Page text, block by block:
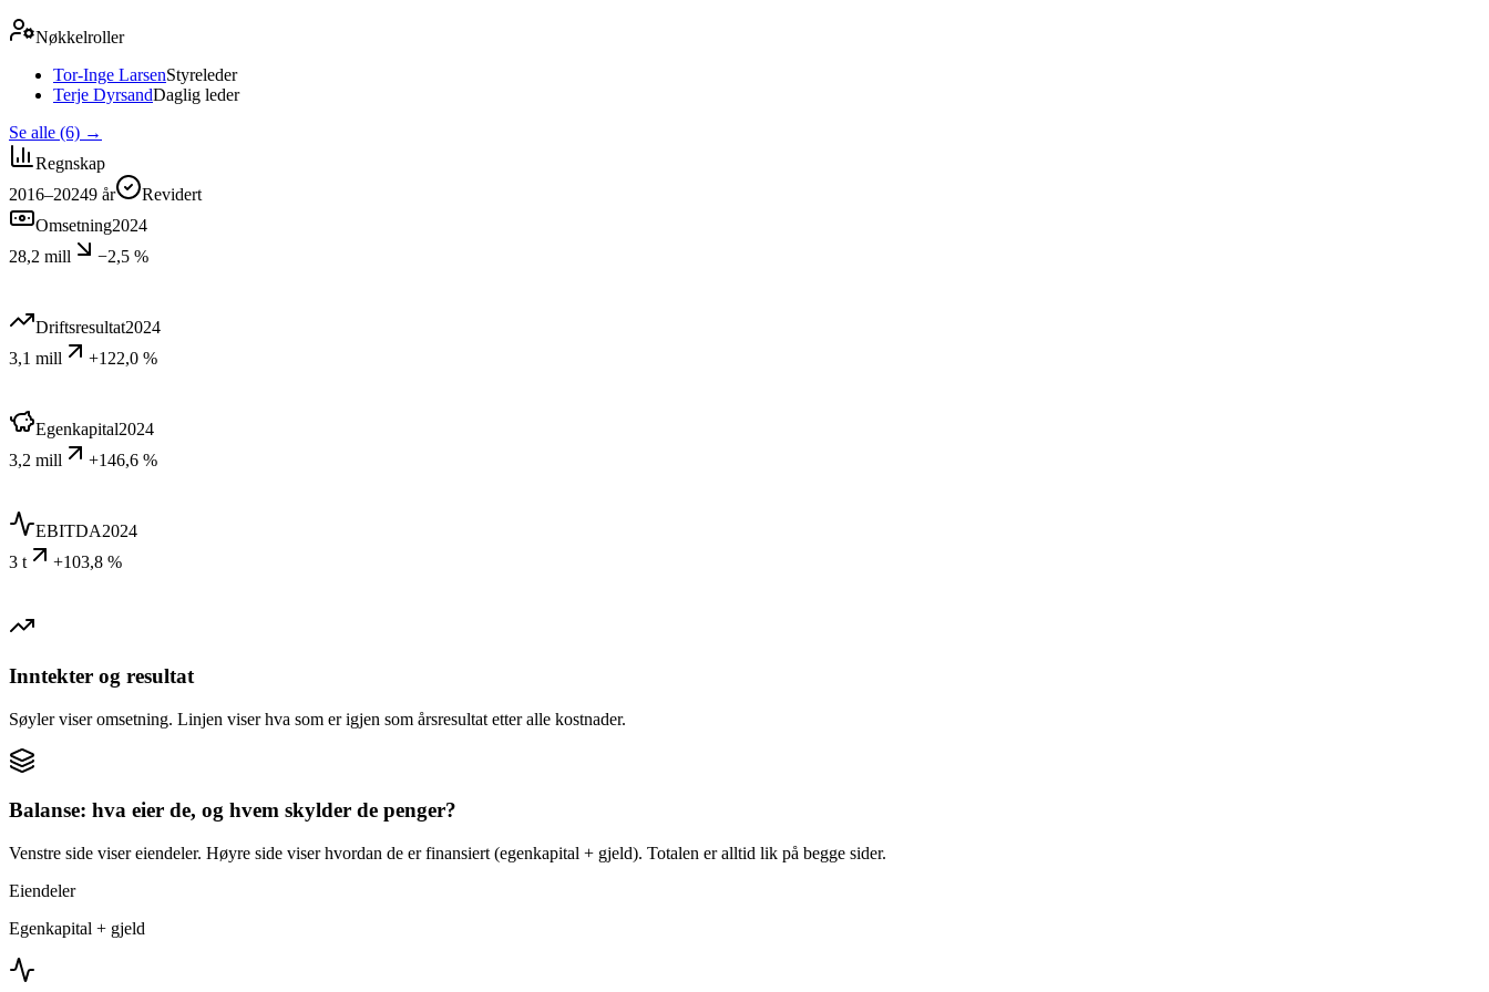
Nøkkelroller
Tor-Inge LarsenStyreleder
Terje DyrsandDaglig leder
Se alle (6) →
Regnskap
2016–20249 år
Revidert
Omsetning2024
28,2 mill
−2,5 %
Driftsresultat2024
3,1 mill
+122,0 %
Egenkapital2024
3,2 mill
+146,6 %
EBITDA2024
3 t
+103,8 %
Inntekter og resultat
Søyler viser omsetning. Linjen viser hva som er igjen som årsresultat etter alle kostnader.
Balanse: hva eier de, og hvem skylder de penger?
Venstre side viser eiendeler. Høyre side viser hvordan de er finansiert (egenkapital + gjeld). Totalen er alltid lik på begge sider.
Eiendeler
Egenkapital + gjeld